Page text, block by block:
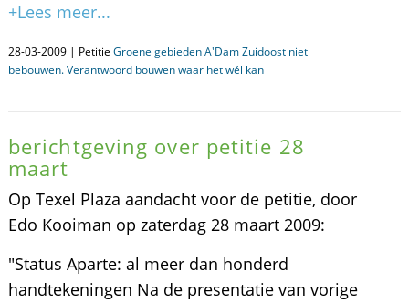
+Lees meer...
28-03-2009 | Petitie Groene gebieden A'Dam Zuidoost niet
bebouwen. Verantwoord bouwen waar het wél kan
berichtgeving over petitie 28
maart
Op Texel Plaza aandacht voor de petitie, door
Edo Kooiman op zaterdag 28 maart 2009:
"Status Aparte: al meer dan honderd
handtekeningen Na de presentatie van vorige